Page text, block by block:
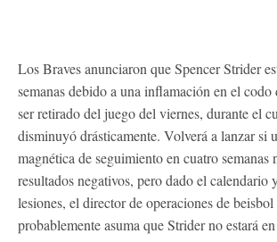
Los Braves anunciaron que Spencer Strider
semanas debido a una inflamación en el
ser retirado del juego del viernes, durante el
disminuyó drásticamente. Volverá a lanzar si
magnética de seguimiento en cuatro semanas
resultados negativos, pero dado el calendario
lesiones, el director de operaciones de
probablemente asuma que Strider no estará